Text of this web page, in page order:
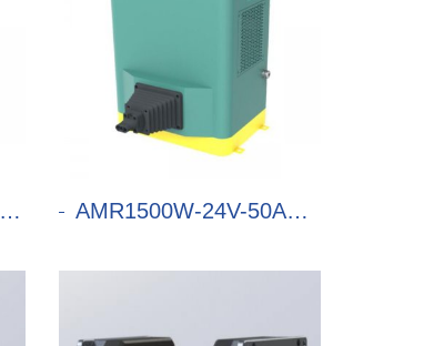
AMR1500W-24V-50A充电机